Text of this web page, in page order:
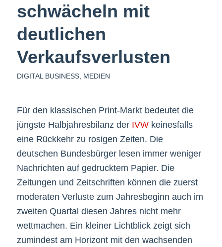
schwächeln mit
deutlichen
Verkaufsverlusten
DIGITAL BUSINESS, MEDIEN
Für den klassischen Print-Markt bedeutet die
jüngste Halbjahresbilanz der IVWkeinesfalls
eine Rückkehr zu rosigen Zeiten. Die
deutschen Bundesbürger lesen immer weniger
Nachrichten auf gedrucktem Papier. Die
Zeitungen und Zeitschriften können die zuerst
moderaten Verluste zum Jahresbeginn auch im
zweiten Quartal diesen Jahres nicht mehr
wettmachen. Ein kleiner Lichtblick zeigt sich
zumindest am Horizont mit den wachsenden